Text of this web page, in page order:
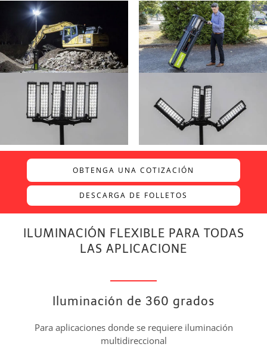
OBTENGA UNA COTIZACIÓN
DESCARGA DE FOLLETOS
ILUMINACIÓN FLEXIBLE PARA TODAS
LAS APLICACIONE
Iluminación de 360 grados
Para aplicaciones donde se requiere iluminación
multidireccional